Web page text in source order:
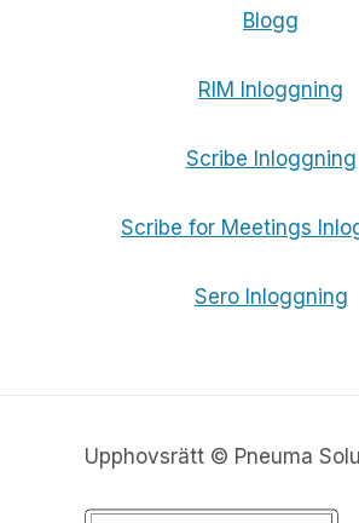
Blogg
RIM Inloggning
Scribe Inloggning
Scribe for Meetings
Sero Inloggning
Upphovsrätt © Pneuma